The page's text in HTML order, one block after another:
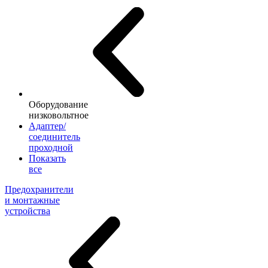
Оборудование
низковольтное
Адаптер/
соединитель
проходной
Показать
все
Предохранители
и монтажные
устройства